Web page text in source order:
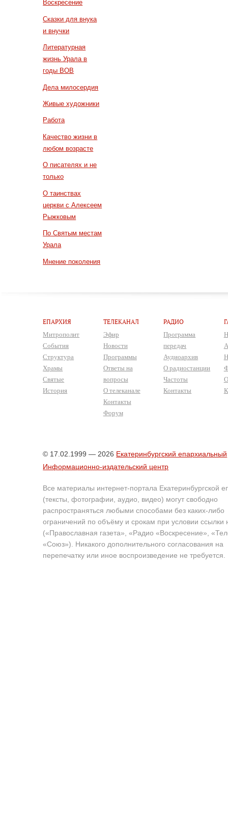
Воскресение
Сказки для внука
и внучки
Литературная
жизнь Урала в
годы ВОВ
Дела милосердия
Живые художники
Работа
Качество жизни в
любом возрасте
О писателях и не
только
О таинствах
церкви с Алексеем
Рыжковым
По Святым местам
Урала
Мнение поколения
ЕПАРХИЯ
Митрополит
События
Структура
Храмы
Святые
История
ТЕЛЕКАНАЛ
Эфир
Новости
Программы
Ответы на
вопросы
О телеканале
Контакты
Форум
РАДИО
Программа
передач
Аудиоархив
О радиостанции
Частоты
Контакты
© 17.02.1999 — 2026 Екатеринбургский епархиальный
Информационно-издательский центр
Все материалы интернет-портала Екатеринбургской
(тексты, фотографии, аудио, видео) могут свободно
распространяться любыми способами без каких-либо
ограничений по объёму и срокам при условии ссылки
(«Православная газета», «Радио «Воскресение»,
«Союз»). Никакого дополнительного согласования на
перепечатку или иное воспроизведение не требуется.